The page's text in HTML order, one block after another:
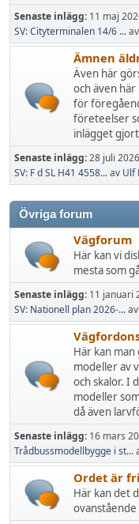
Senaste inlägg: 11 maj
SV: Cityterminalen 14/6 ...av
Ämnen
Även här
och även
för
företeelser
inlägget
Senaste inlägg:28 juli
SV: F d SL H41 4558...av Ulf
Övriga forum
Vägforum
Här kan vi
mesta som
Senaste inlägg: 11 januari
SV: Nationell plan 2026-...av
Här kan
modeller av
och skalor. I
modeller
då även
Senaste inlägg: 16 mars
Trådbussmodellbygge i st...
Ordet är
Här kan det